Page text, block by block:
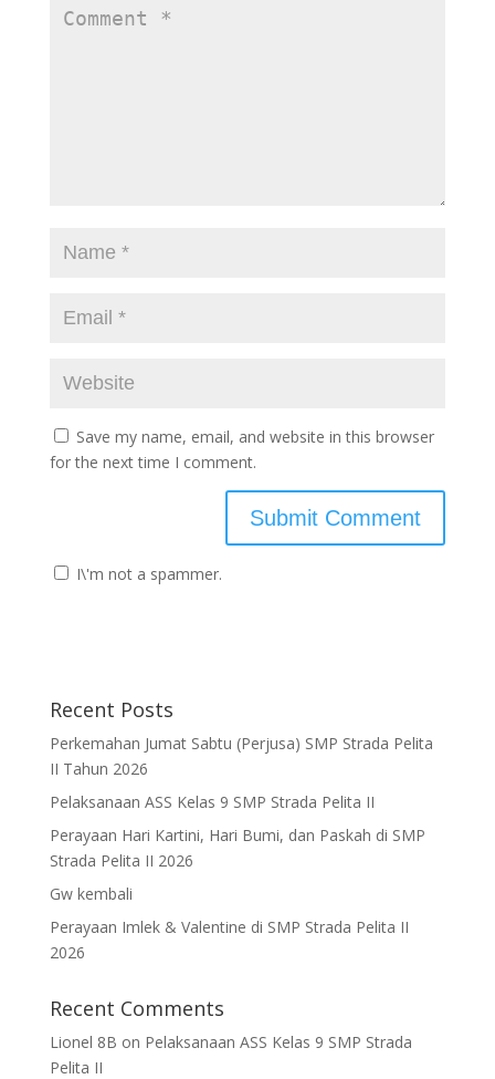
Save my name, email, and website in this browser
for the next time I comment.
I\'m not a spammer.
Recent Posts
Perkemahan Jumat Sabtu (Perjusa) SMP Strada Pelita
II Tahun 2026
Pelaksanaan ASS Kelas 9 SMP Strada Pelita II
Perayaan Hari Kartini, Hari Bumi, dan Paskah di SMP
Strada Pelita II 2026
Gw kembali
Perayaan Imlek & Valentine di SMP Strada Pelita II
2026
Recent Comments
Lionel 8B on Pelaksanaan ASS Kelas 9 SMP Strada
Pelita II